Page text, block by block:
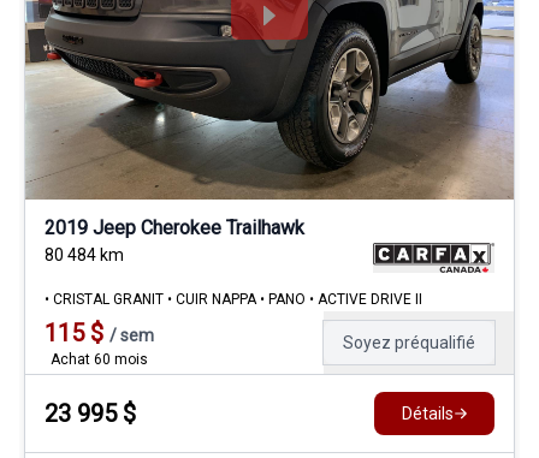
2019 Jeep Cherokee Trailhawk
80 484km
• CRISTAL GRANIT • CUIR NAPPA • PANO • ACTIVE DRIVE II
115$ /sem
Achat 60 mois
Soyez préqualifié
23 995$ Détails